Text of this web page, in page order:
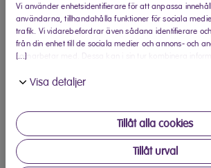
[...]
Vi använder enhetsidentifierare för att anpassa
användarna, tillhandahålla funktioner för sociala
trafik. Vi vidarebefordrar även sådana identifierare
från din enhet till de sociala medier och annons- och
samarbetar med. Dessa kan i sin tur kombinera
använt deras tjänster.
Visa detaljer
Tillåt alla cookies
Tillåt urval
Hitta din närmaste Elon-butik